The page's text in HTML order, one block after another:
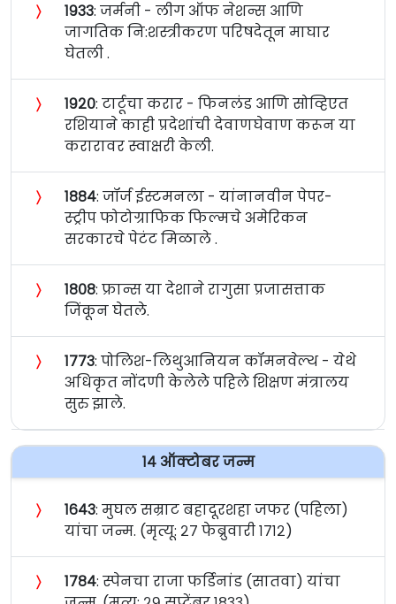
〉 १९३३: जर्मनी - लीग ऑफ नेशन्स आणि
जागतिक नि:शस्त्रीकरण परिषदेतून माघार
घेतली .
〉 १९२०: टार्टूचा करार - फिनलंड आणि सोव्हिएत
रशियाने काही प्रदेशांची देवाणघेवाण करून या
करारावर स्वाक्षरी केली.
〉 १८८४: जॉर्ज ईस्टमनला - यांनानवीन पेपर-
स्ट्रीप फोटोग्राफिक फिल्मचे अमेरिकन
सरकारचे पेटंट मिळाले .
〉 १८०८: फ्रान्स या देशाने रागुसा प्रजासत्ताक
जिंकून घेतले.
〉 १७७३: पोलिश-लिथुआनियन कॉमनवेल्थ - येथे
अधिकृत नोंदणी केलेले पहिले शिक्षण मंत्रालय
सुरु झाले.
१४ ऑक्टोबर जन्म
〉 १६४३: मुघल सम्राट बहादूरशहा जफर (पहिला)
यांचा जन्म. (मृत्यू: २७ फेब्रुवारी १७१२)
〉 १७८४: स्पेनचा राजा फर्डिनांड (सातवा) यांचा